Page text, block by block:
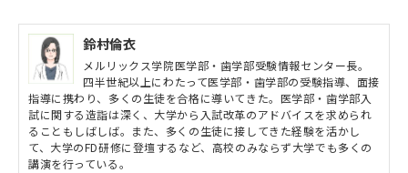
鈴村倫衣
メルリックス学院医学部・歯学部受験情報センター長。
四半世紀以上にわたって医学部・歯学部の受験指導、面接
指導に携わり、多くの生徒を合格に導いてきた。医学部・歯学部入
試に関する造詣は深く、大学から入試改革のアドバイスを求められ
ることもしばしば。また、多くの生徒に接してきた経験を活かし
て、大学のFD研修に登壇するなど、高校のみならず大学でも多くの
講演を行っている。